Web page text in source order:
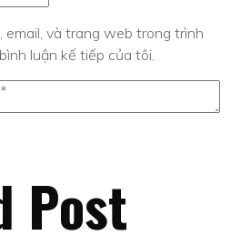
email, và trang web trong trình
luận kế tiếp của tôi.
Post